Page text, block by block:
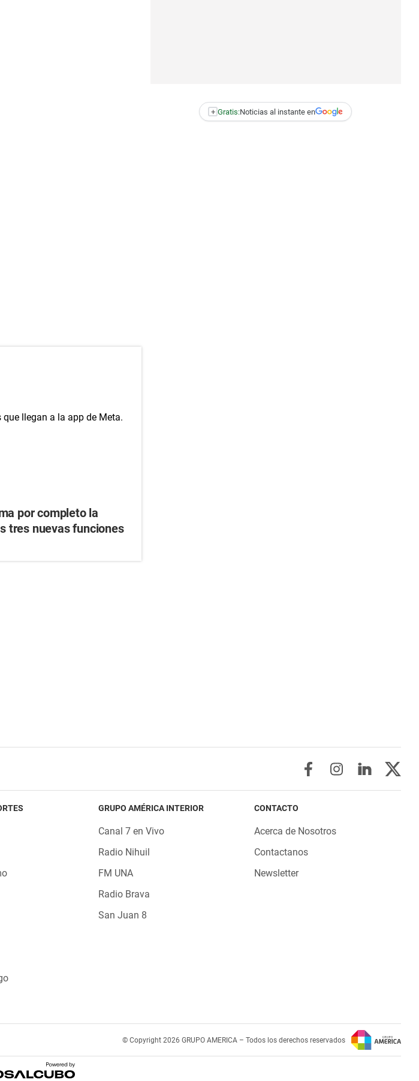
+ Gratis:Noticias al instante en
por completo la
tres nuevas funciones
GRUPO AMÉRICA INTERIOR
Canal 7 en Vivo
Radio Nihuil
FM UNA
Radio Brava
San Juan 8
CONTACTO
Acerca de Nosotros
Contactanos
Newsletter
© Copyright 2026 GRUPO AMERICA – Todos los derechos reservados